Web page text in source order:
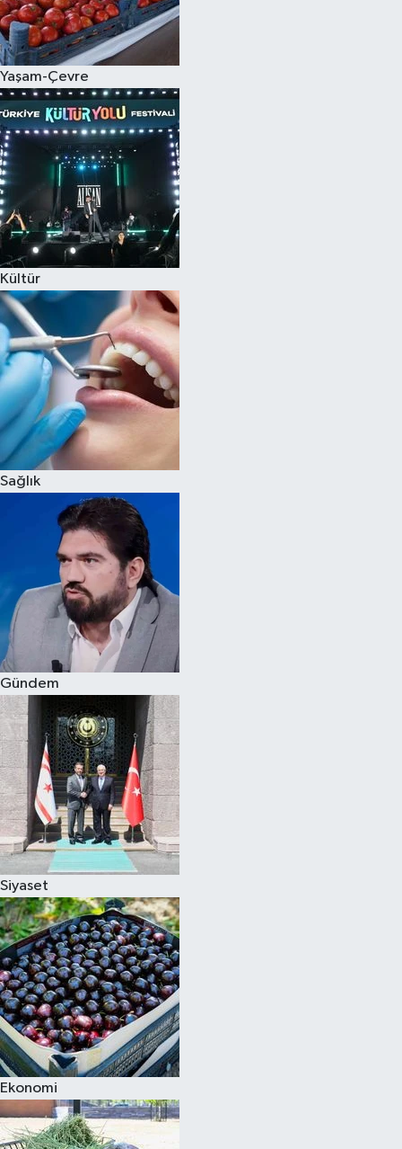
Yaşam-Çevre
Kültür
Sağlık
Gündem
Siyaset
Ekonomi
Spor
Burç Yorumları
Çocuk
Eğitim
Hava Durumu
Kadın
Kim kimdir?
Kültür Sanat
Sağlık
Siyaset
Teknoloji
Televizyon
Yaşam-Çevre